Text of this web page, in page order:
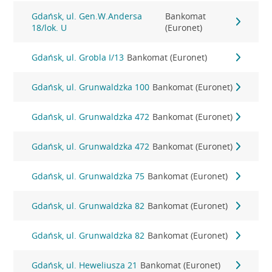
Gdańsk, ul. Gen.W.Andersa
18/lok. U
Bankomat
(Euronet)
Gdańsk, ul. Grobla I/13 Bankomat (Euronet)
Gdańsk, ul. Grunwaldzka 100 Bankomat (Euronet)
Gdańsk, ul. Grunwaldzka 472 Bankomat (Euronet)
Gdańsk, ul. Grunwaldzka 472 Bankomat (Euronet)
Gdańsk, ul. Grunwaldzka 75 Bankomat (Euronet)
Gdańsk, ul. Grunwaldzka 82 Bankomat (Euronet)
Gdańsk, ul. Grunwaldzka 82 Bankomat (Euronet)
Gdańsk, ul. Heweliusza 21 Bankomat (Euronet)